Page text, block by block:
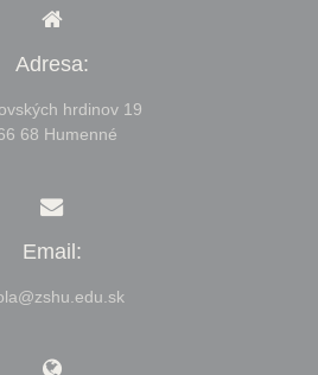
Adresa:
hrdinov 19
68 Humenné
Email: